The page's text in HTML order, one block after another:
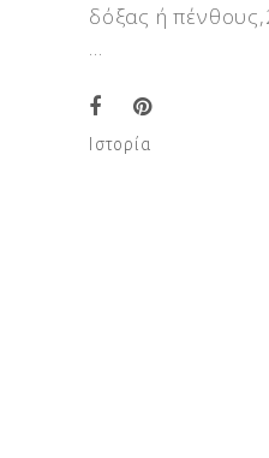
δόξας ή
Ιστορία